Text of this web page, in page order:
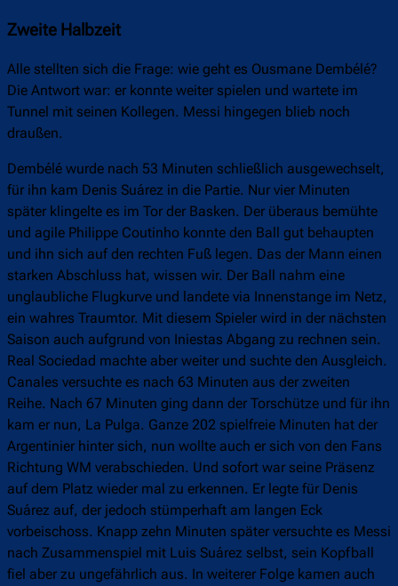
Zweite Halbzeit
Alle stellten sich die Frage: wie geht es Ousmane Dembélé?
Die Antwort war: er konnte weiter spielen und wartete im
Tunnel mit seinen Kollegen. Messi hingegen blieb noch
draußen.
Dembélé wurde nach 53 Minuten schließlich ausgewechselt,
für ihn kam Denis Suárez in die Partie. Nur vier Minuten
später klingelte es im Tor der Basken. Der überaus bemühte
und agile Philippe Coutinho konnte den Ball gut behaupten
und ihn sich auf den rechten Fuß legen. Das der Mann einen
starken Abschluss hat, wissen wir. Der Ball nahm eine
unglaubliche Flugkurve und landete via Innenstange im Netz,
ein wahres Traumtor. Mit diesem Spieler wird in der nächsten
Saison auch aufgrund von Iniestas Abgang zu rechnen sein.
Real Sociedad machte aber weiter und suchte den Ausgleich.
Canales versuchte es nach 63 Minuten aus der zweiten
Reihe. Nach 67 Minuten ging dann der Torschütze und für ihn
kam er nun, La Pulga. Ganze 202 spielfreie Minuten hat der
Argentinier hinter sich, nun wollte auch er sich von den Fans
Richtung WM verabschieden. Und sofort war seine Präsenz
auf dem Platz wieder mal zu erkennen. Er legte für Denis
Suárez auf, der jedoch stümperhaft am langen Eck
vorbeischoss. Knapp zehn Minuten später versuchte es Messi
nach Zusammenspiel mit Luis Suárez selbst, sein Kopfball
fiel aber zu ungefährlich aus. In weiterer Folge kamen auch